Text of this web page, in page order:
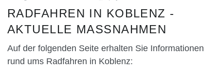
RADFAHREN IN KOBLENZ -
AKTUELLE MASSNAHMEN
Auf der folgenden Seite erhalten Sie Informationen
rund ums Radfahren in Koblenz: